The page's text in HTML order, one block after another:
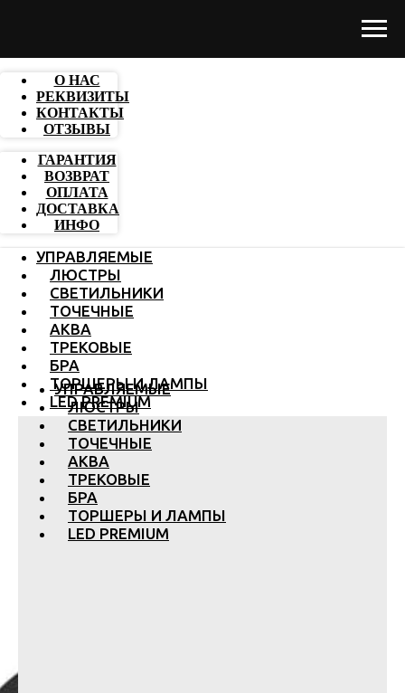
О НАС
РЕКВИЗИТЫ
КОНТАКТЫ
ОТЗЫВЫ
ГАРАНТИЯ
ВОЗВРАТ
ОПЛАТА
ДОСТАВКА
ИНФО
УПРАВЛЯЕМЫЕ
ЛЮСТРЫ
СВЕТИЛЬНИКИ
ТОЧЕЧНЫЕ
АКВА
ТРЕКОВЫЕ
БРА
ТОРШЕРЫ И ЛАМПЫ
LED PREMIUM
УПРАВЛЯЕМЫЕ
ЛЮСТРЫ
СВЕТИЛЬНИКИ
ТОЧЕЧНЫЕ
АКВА
ТРЕКОВЫЕ
БРА
ТОРШЕРЫ И ЛАМПЫ
LED PREMIUM